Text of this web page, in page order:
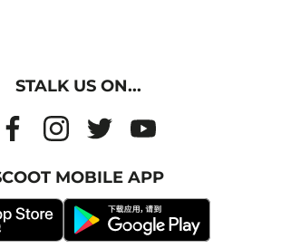
STALK US ON...
MOBILE APP